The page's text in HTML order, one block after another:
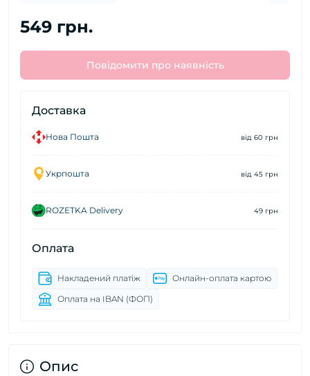
549 грн.
Повідомити про наявність
Доставка
Нова Пошта від 60 грн
Укрпошта від 45 грн
ROZETKA Delivery 49 грн
Оплата
Накладений платіж
Онлайн-оплата картою
Оплата на IBAN (ФОП)
Опис